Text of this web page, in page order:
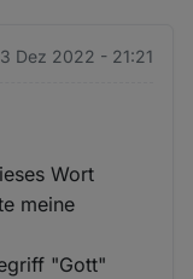
Dez 2022 - 21:21
Wort
meine
"Gott"